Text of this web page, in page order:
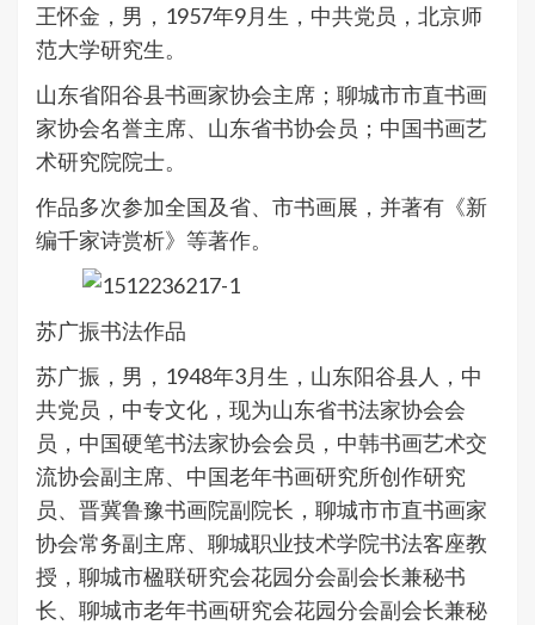
王怀金，男，1957年9月生，中共党员，北京师
范大学研究生。
山东省阳谷县书画家协会主席；聊城市市直书画
家协会名誉主席、山东省书协会员；中国书画艺
术研究院院士。
作品多次参加全国及省、市书画展，并著有《新
编千家诗赏析》等著作。
苏广振书法作品
苏广振，男，1948年3月生，山东阳谷县人，中
共党员，中专文化，现为山东省书法家协会会
员，中国硬笔书法家协会会员，中韩书画艺术交
流协会副主席、中国老年书画研究所创作研究
员、晋冀鲁豫书画院副院长，聊城市市直书画家
协会常务副主席、聊城职业技术学院书法客座教
授，聊城市楹联研究会花园分会副会长兼秘书
长、聊城市老年书画研究会花园分会副会长兼秘